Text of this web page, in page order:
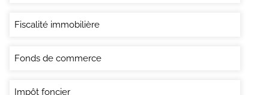
Fiscalité immobilière
Fonds de commerce
Impôt foncier